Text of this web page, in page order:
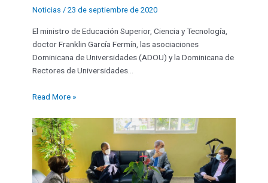
Noticias /23 de septiembre de 2020
El ministro de Educación Superior, Ciencia y Tecnología,
doctor Franklin García Fermín, las asociaciones
Dominicana de Universidades (ADOU) y la Dominicana de
Rectores de Universidades…
Read More »